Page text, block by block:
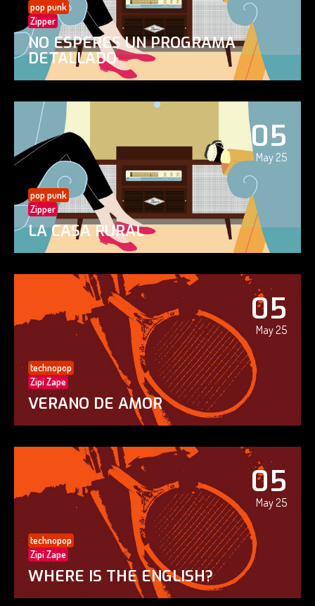
pop punk
Zipper
NO ESPERES UN PROGRAMA
DETALLADO
05
May 25
pop punk
Zipper
LA CASA RURAL
05
May 25
technopop
Zipi Zape
VERANO DE AMOR
05
May 25
technopop
Zipi Zape
WHERE IS THE ENGLISH?